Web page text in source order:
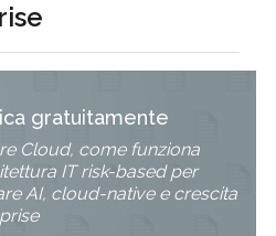
gratuitamente
Cloud, come funziona
IT risk-based per
AI, cloud-native e crescita